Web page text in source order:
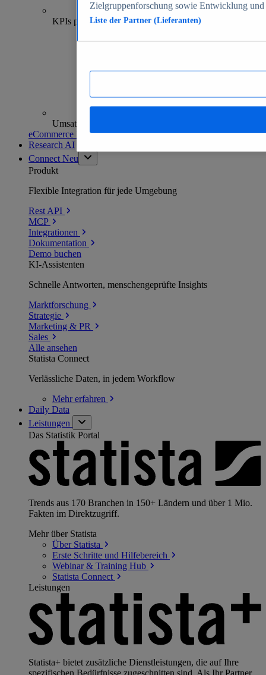
70+
KPIs pro Shop
Umsatzanalysen und -prognosen
eCommerce Insights entdecken
Research AI
Connect Neu
Produkt
Flexible Integration für jede Umgebung
Rest API
MCP
Integrationen
Dokumentation
Demo buchen
KI-Assistenten
Schnelle Antworten, menschengeprüfte Insights
Marktforschung
Strategie
Marketing & PR
Sales
Alle ansehen
Statista Connect
Verlässliche Daten, in jedem Workflow
Mehrerfahren
Daily Data
Leistungen
Das Statistik Portal
Trends aus 170 Branchen in 150+ Ländern und über 1 Mio.
Fakten im Direktzugriff.
Mehr über Statista
Über Statista
Erste Schritte und Hilfebereich
Webinar & Training Hub
Statista Connect
Leistungen
Statista+ bietet zusätzliche Dienstleistungen, die auf Ihre
spezifischen Bedürfnisse zugeschnitten sind. Als Ihr Partner
Zielgruppenforschung sowie Entwicklung
Liste der Partner (Lieferanten)